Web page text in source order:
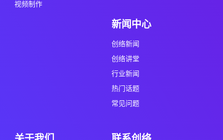
视频制作
新闻中心
创络新闻
创络讲堂
行业新闻
热门话题
常见问题